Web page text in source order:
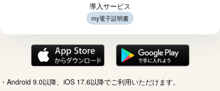
導入サービス
my電子証明書
Android 9.0以降、iOS 17.6以降でご利用いただけます。